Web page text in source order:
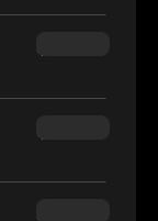
$54.90
$34.95
$160.00